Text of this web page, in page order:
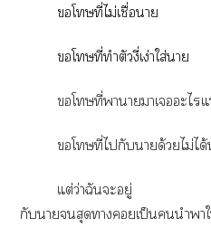
โทษที่ไม่เชื่อา
โทษที่ทำตัวงี่เง่าใส่า
โทษที่าาาเะไ
โทษที่ไกับาด้วยไม่ไ
แต่ว่าฉันะอยู่
กับาสุดาเป็นนำา